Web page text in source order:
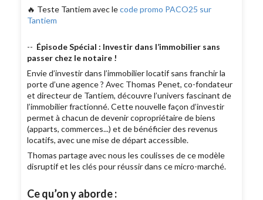
🔥 Teste Tantiem avec lecode promo PACO25 sur
Tantiem
-- Épisode Spécial : Investir dans l’immobilier sans
passer chez le notaire !
Envie d’investir dans l’immobilier locatif sans franchir la
porte d’une agence ? Avec Thomas Penet, co-fondateur
et directeur de Tantiem, découvre l’univers fascinant de
l’immobilier fractionné. Cette nouvelle façon d’investir
permet à chacun de devenir copropriétaire de biens
(apparts, commerces...) et de bénéficier des revenus
locatifs, avec une mise de départ accessible.
Thomas partage avec nous les coulisses de ce modèle
disruptif et les clés pour réussir dans ce micro-marché.
Ce qu’on y aborde :